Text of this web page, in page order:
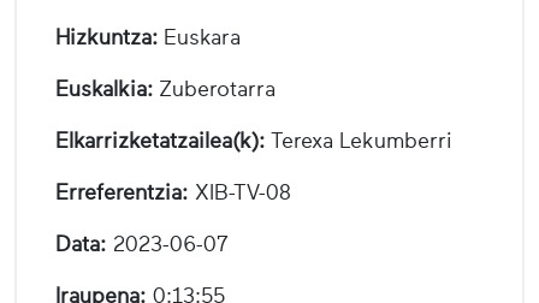
Hizkuntza: Euskara
Euskalkia: Zuberotarra
Elkarrizketatzailea(k): Terexa Lekumberri
Erreferentzia: XIB-TV-08
Data: 2023-06-07
Iraupena: 0:13:55